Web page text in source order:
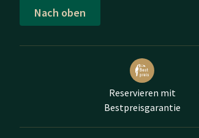
Nach oben
Reservieren mit
Bestpreisgarantie